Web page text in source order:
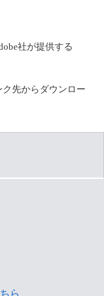
社が提供する
ク先からダウンロー
ら